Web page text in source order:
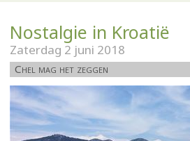
Nostalgie in Kroatië
Zaterdag 2 juni 2018
Chel mag het zeggen